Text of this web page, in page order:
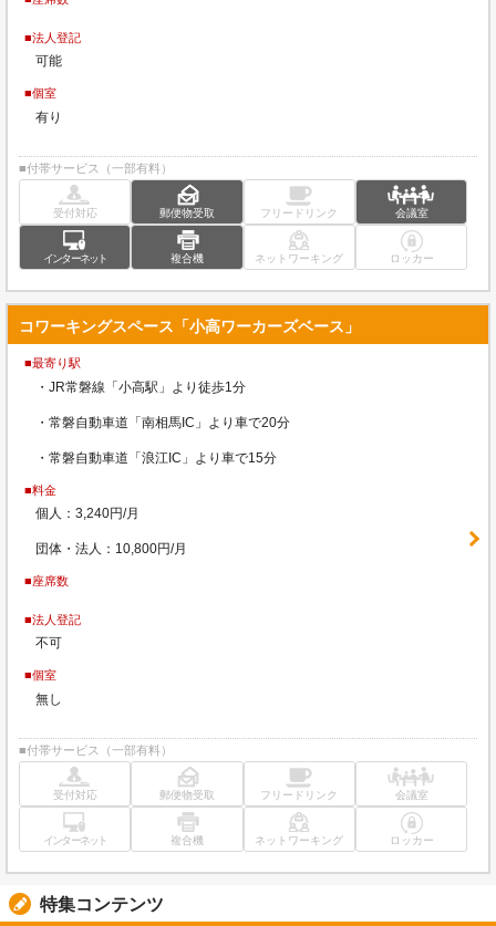
■法人登記
可能
■個室
有り
■付帯サービス（一部有料）
受付対応 郵便物受取 フリードリンク 会議室
インターネット 複合機 ネットワーキング ロッカー
コワーキングスペース「小高ワーカーズベース」
■最寄り駅
・JR常磐線「小高駅」より徒歩1分
・常磐自動車道「南相馬IC」より車で20分
・常磐自動車道「浪江IC」より車で15分
■料金
個人：3,240円/月
団体・法人：10,800円/月
■座席数
■法人登記
不可
■個室
無し
■付帯サービス（一部有料）
受付対応 郵便物受取 フリードリンク 会議室
インターネット 複合機 ネットワーキング ロッカー
特集コンテンツ